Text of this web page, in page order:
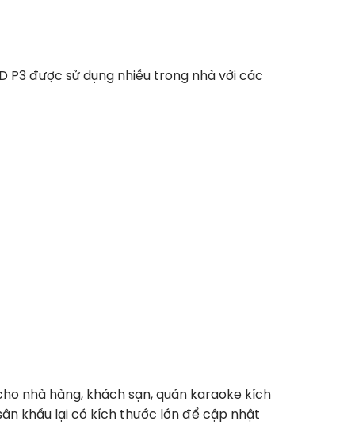
P3 được sử dụng nhiều trong nhà với các
nhà hàng, khách sạn, quán karaoke kích
khấu lại có kích thước lớn để cập nhật